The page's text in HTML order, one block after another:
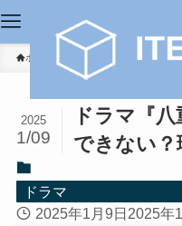
ホーム
ドラマ『
できない？
2025
1/09
ドラマ
2025年1月9日 2025年